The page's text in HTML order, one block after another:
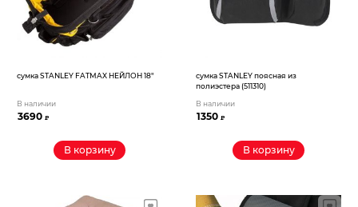
сумка STANLEY FATMAX НЕЙЛОН 18″
В наличии
3690₽
В корзину
сумка STANLEY поясная из
полиэстера (511310)
В наличии
1350₽
В корзину